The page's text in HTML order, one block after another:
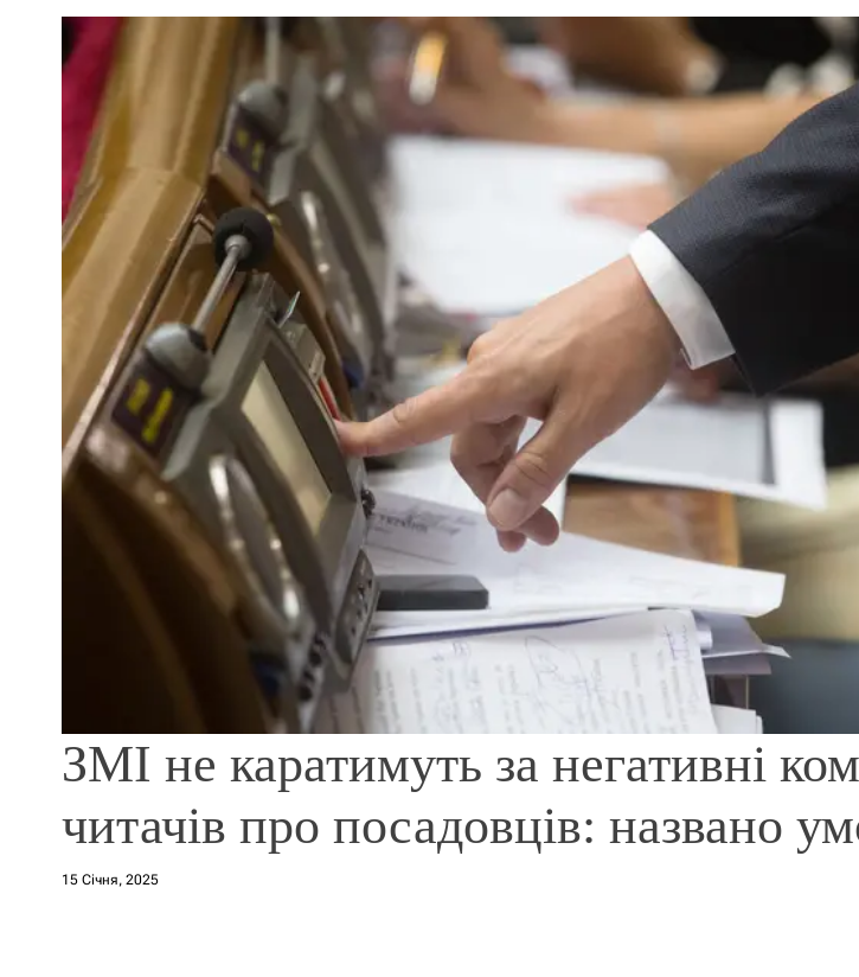
ЗМІ не каратимуть за негативні
читачів про посадовців: названо
15 Січня, 2025